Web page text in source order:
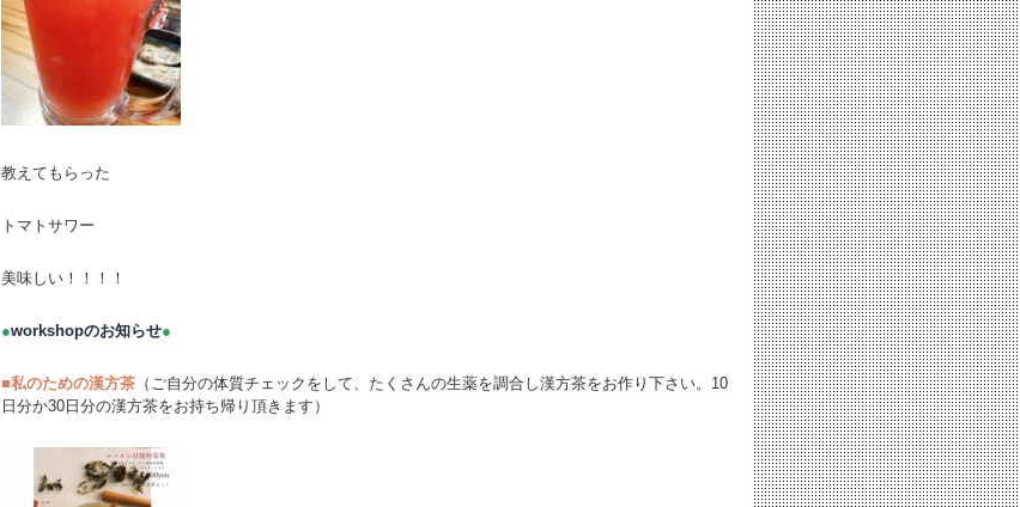
教えてもらった
トマトサワー
美味しい！！！！
●workshopのお知らせ●
■私のための漢方茶 （ご自分の体質チェックをして、たくさんの生薬を調合し漢方茶をお作り下さい。10
日分か30日分の漢方茶をお持ち帰り頂きます）